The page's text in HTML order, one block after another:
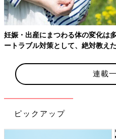
出典：Instagramアカウント「68monaka
ム感と美しいシルエットで、ス
になりすぎないデザインです。
ので、ワンピやスカートと合わ
◎。子どもとのお出かけ時に、急
きやすいので安心♪ 公園遊びや
立つ一足です。
妊娠・出産にまつわる体の変化は
ートラブル対策として、絶対教え
連載
ピックアップ